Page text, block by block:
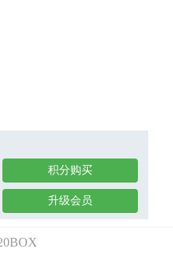
积分购买
升级会员